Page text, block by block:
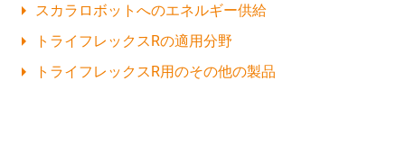
スカラロボットへのエネルギー供給
トライフレックスRの適用分野
トライフレックスR用のその他の製品